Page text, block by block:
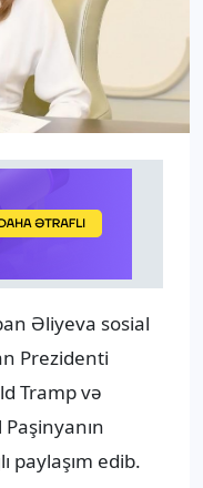
Əliyeva sosial
Prezidenti
Tramp və
paylaşım edib.